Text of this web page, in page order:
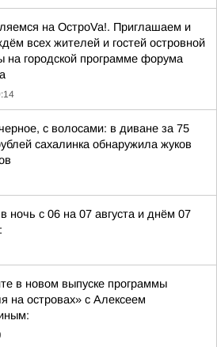
на ОстроVa!. Приглашаем и
всех жителей и гостей островной
на городской программе форума
с волосами: в диване за 75
сахалинка обнаружила жуков
ночь с 06 на 07 августа и днём 07
в новом выпуске программы
на островах» с Алексеем